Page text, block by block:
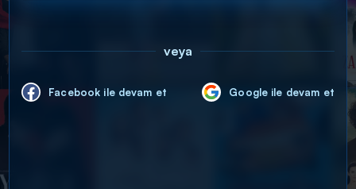
veya
Facebook ile devam et Google ile devam et